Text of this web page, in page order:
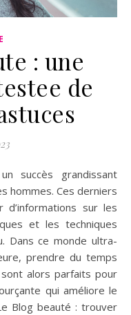
: une
de
hommes. Ces derniers
sur les
et les techniques
Dans ce monde ultra-
prendre du temps
alors parfaits pour
qui améliore le
Blog beauté : trouver